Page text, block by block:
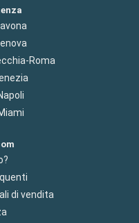
Roma
di vendita